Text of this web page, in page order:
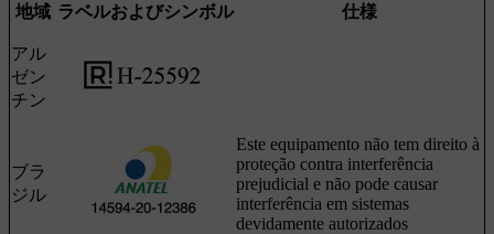
地域 ラベルおよびシンボル 仕様
アル
ゼン
チン
ブラ
ジル
Este equipamento não tem direito à
proteção contra interferência
prejudicial e não pode causar
interferência em sistemas
devidamente autorizados